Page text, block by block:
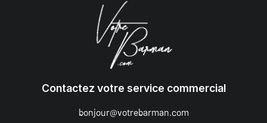
Contactez votre service commercial
bonjour@votrebarman.com